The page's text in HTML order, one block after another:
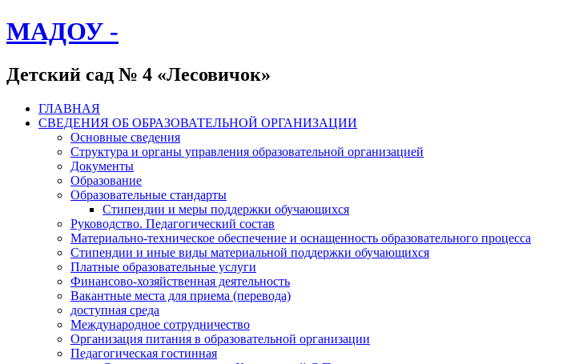
МАДОУ -
Детский сад № 4 «Лесовичок»
ГЛАВНАЯ
СВЕДЕНИЯ ОБ ОБРАЗОВАТЕЛЬНОЙ ОРГАНИЗАЦИИ
Основные сведения
Структура и органы управления образовательной организацией
Документы
Образование
Образовательные стандарты
Стипендии и меры поддержки обучающихся
Руководство. Педагогический состав
Материально-техническое обеспечение и оснащенность образовательного процесса
Стипендии и иные виды материальной поддержки обучающихся
Платные образовательные услуги
Финансово-хозяйственная деятельность
Вакантные места для приема (перевода)
доступная среда
Международное сотрудничество
Организация питания в образовательной организации
Педагогическая гостинная